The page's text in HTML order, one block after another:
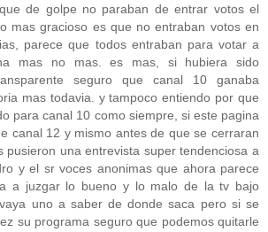
de golpe no paraban de entrar votos el
mas gracioso es que no entraban votos en
parece que todos entraban para votar a
mas no mas. es mas, si hubiera sido
seguro que canal 10 ganaba
mas todavia. y tampoco entiendo por que
para canal 10 como siempre, si este pagina
canal 12 y mismo antes de que se cerraran
pusieron una entrevista super tendenciosa a
y el sr voces anonimas que ahora parece
a juzgar lo bueno y lo malo de la tv bajo
uno a saber de donde saca pero si se
su programa seguro que podemos quitarle